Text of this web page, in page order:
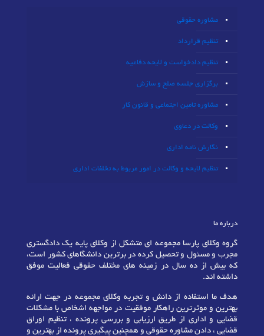
مشاوره حقوقی
تنظیم قرارداد
تنظیم دادخواست و لایحه دفاعیه
برگزاری جلسه صلح و سازش
مشاوره تامین اجتماعی و قانون کار
وکالت در دعاوی
نگارش نامه اداری
تنظیم لایحه و وکالت در امور مربوط به تخلفات اداری
درباره ما
گروه وکلای پارسا مجموعه ای متشکل از وکلای پایه یک دادگستری
مجرب و مسئول و تحصیل کرده در برترین دانشگاهای کشور است،
که بیش از ده سال در زمینه های مختلف حقوقی فعالیت موفق
داشته اند.
هدف ما استفاده از دانش و تجربه وکلای مجموعه در جهت ارائه
بهترین و موثرترین راهکار موفقیت در مواجهه اشخاص با مشکلات
قضایی و اداری از طریق ارزیابی و بررسی پرونده ، تنظیم اوراق
قضایی ، دادن مشاوره حقوقی و همچنین پیگیری پرونده از بهترین و